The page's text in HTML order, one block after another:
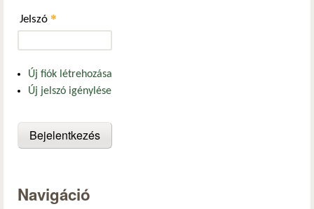
Jelszó *
Új fiók létrehozása
Új jelszó igénylése
Navigáció